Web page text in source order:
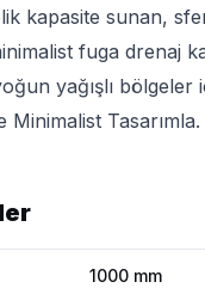
kapasite sunan,
fuga drenaj
yağışlı bölgeler
Minimalist Tasarımla.
1000 mm